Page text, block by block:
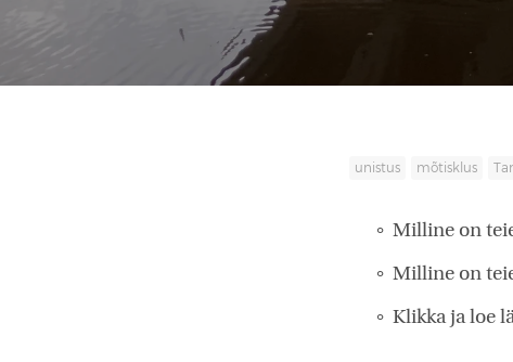
unistus mõtisklus
Milline on
Milline on
Klikka ja loe